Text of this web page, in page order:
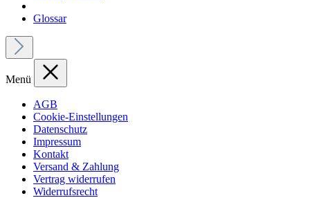
Glossar
Menü
AGB
Cookie-Einstellungen
Datenschutz
Impressum
Kontakt
Versand & Zahlung
Vertrag widerrufen
Widerrufsrecht